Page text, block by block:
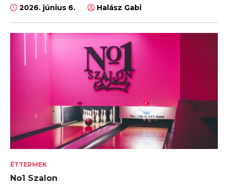
2026. június 6. Halász Gabi
ÉTTERMEK
No1 Szalon